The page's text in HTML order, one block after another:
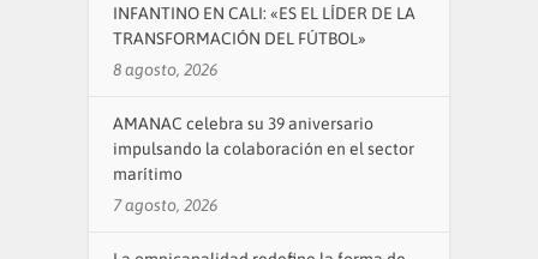
INFANTINO EN CALI: «ES EL LÍDER DE LA
TRANSFORMACIÓN DEL FÚTBOL»
8 agosto, 2026
AMANAC celebra su 39 aniversario
impulsando la colaboración en el sector
marítimo
7 agosto, 2026